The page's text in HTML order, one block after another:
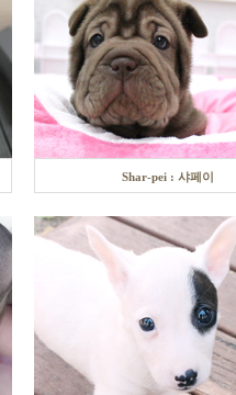
Shar-pei : 샤페이